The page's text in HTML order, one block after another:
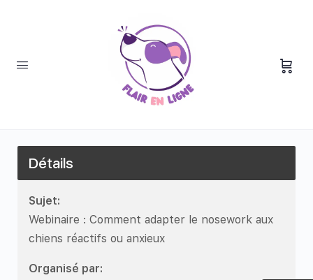
Détails
Sujet:
Webinaire : Comment adapter le nosework aux
chiens réactifs ou anxieux
Organisé par: